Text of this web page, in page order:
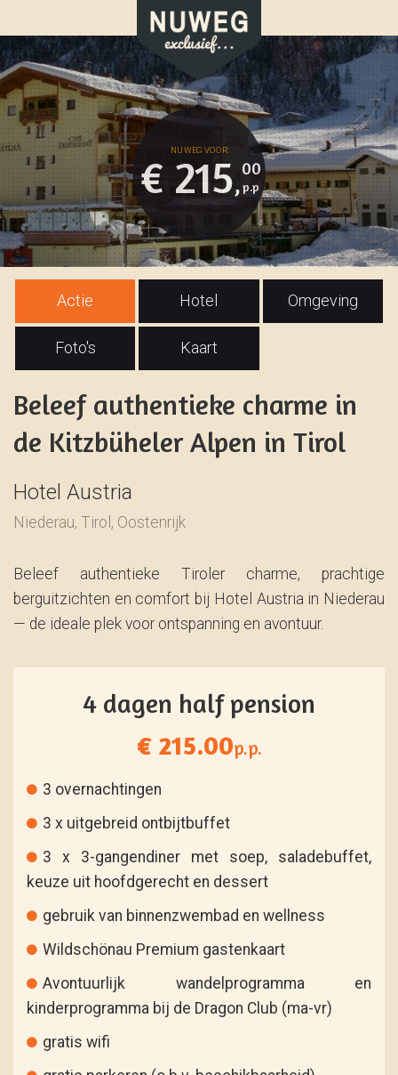
€ 215,
00
Actie Hotel Omgeving
Foto's Kaart
Beleef authentieke charme in
de Kitzbüheler Alpen in Tirol
Hotel Austria
Niederau, Tirol, Oostenrijk
Beleef authentieke Tiroler charme, prachtige
berguitzichten en comfort bij Hotel Austria in Niederau
— de ideale plek voor ontspanning en avontuur.
4 dagen half pension
€ 215.00p.p.
3 overnachtingen
3 x uitgebreid ontbijtbuffet
3 x 3-gangendiner met soep, saladebuffet,
keuze uit hoofdgerecht en dessert
gebruik van binnenzwembad en wellness
Wildschönau Premium gastenkaart
Avontuurlijk wandelprogramma en
kinderprogramma bij de Dragon Club (ma-vr)
gratis wifi